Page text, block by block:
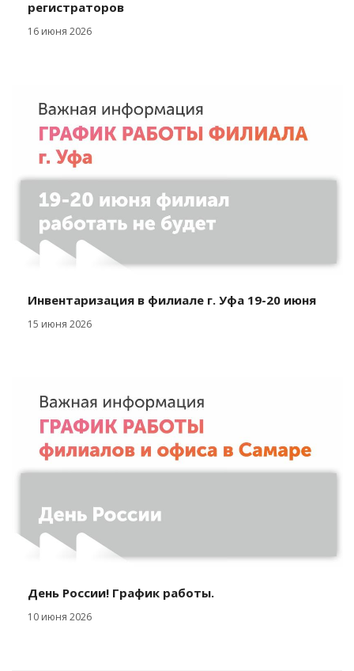
регистраторов
16 июня 2026
Инвентаризация в филиале г. Уфа 19-20 июня
15 июня 2026
День России! График работы.
10 июня 2026